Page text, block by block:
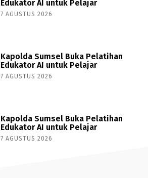
Edukator AI untuk Pelajar
7 AGUSTUS 2026
Kapolda Sumsel Buka Pelatihan
Edukator AI untuk Pelajar
7 AGUSTUS 2026
Kapolda Sumsel Buka Pelatihan
Edukator AI untuk Pelajar
7 AGUSTUS 2026